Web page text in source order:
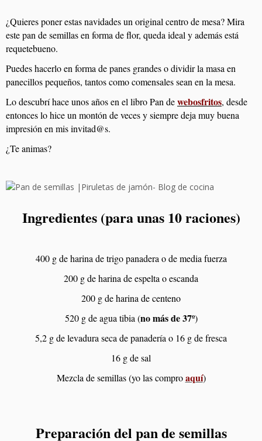
¿Quieres poner estas navidades un original centro de mesa? Mira
este pan de semillas en forma de flor, queda ideal y además está
requetebueno.
Puedes hacerlo en forma de panes grandes o dividir la masa en
panecillos pequeños, tantos como comensales sean en la mesa.
Lo descubrí hace unos años en el libro Pan dewebosfritos, desde
entonces lo hice un montón de veces y siempre deja muy buena
impresión en mis invitad@s.
¿Te animas?
Ingredientes (para unas 10 raciones)
400 g de harina de trigo panadera o de media fuerza
200 g de harina de espelta o escanda
200 g de harina de centeno
520 g de agua tibia (no más de 37º)
5,2 g de levadura seca de panadería o 16 g de fresca
16 g de sal
Mezcla de semillas (yo las comproaquí)
Preparación del pan de semillas